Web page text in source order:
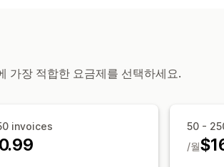
가장 적합한 요금제를 선택하세요.
invoices 50 -
/월